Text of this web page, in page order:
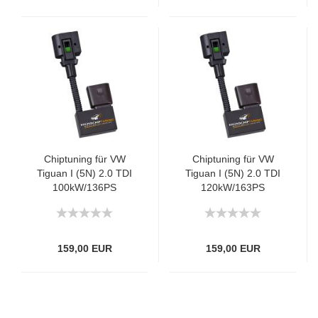
Chiptuning für VW
Tiguan I (5N) 2.0 TDI
100kW/136PS
159,00 EUR
Chiptuning für VW
Tiguan I (5N) 2.0 TDI
120kW/163PS
159,00 EUR